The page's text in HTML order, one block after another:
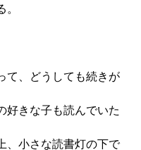
て、どうしても続きが
好きな子も読んでいた
、小さな読書灯の下で